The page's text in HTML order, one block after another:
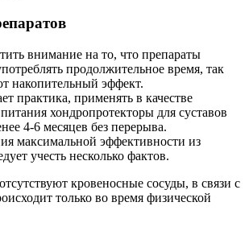
внимание на то, что препараты
продолжительное время, так
накопительный эффект.
практика, применять в качестве
хондропротекторы для суставов
4-6 месяцев без перерыва.
максимальной эффективности из
учесть несколько фактов.
кровеносные сосуды, в связи с
только во время физической